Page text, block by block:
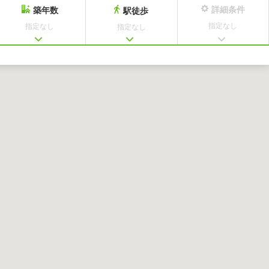
築年数
指定なし
駅徒歩
指定なし
詳細条件
指定なし